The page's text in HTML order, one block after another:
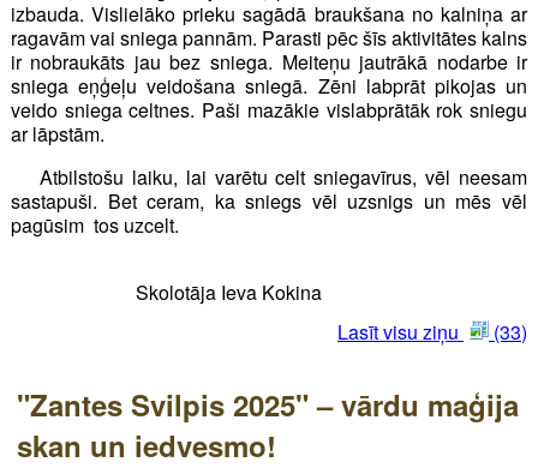
izbauda. Vislielāko prieku sagādā braukšana no kalniņa ar
ragavām vai sniega pannām. Parasti pēc šīs aktivitātes kalns
ir nobraukāts jau bez sniega. Meiteņu jautrākā nodarbe ir
sniega eņģeļu veidošana sniegā. Zēni labprāt pikojas un
veido sniega celtnes. Paši mazākie vislabprātāk rok sniegu
ar lāpstām.
Atbilstošu laiku, lai varētu celt sniegavīrus, vēl neesam
sastapuši. Bet ceram, ka sniegs vēl uzsnigs un mēs vēl
pagūsim tos uzcelt.
Skolotāja Ieva Kokina
Lasīt visu ziņu
(33)
"Zantes Svilpis 2025" – vārdu maģija
skan un iedvesmo!